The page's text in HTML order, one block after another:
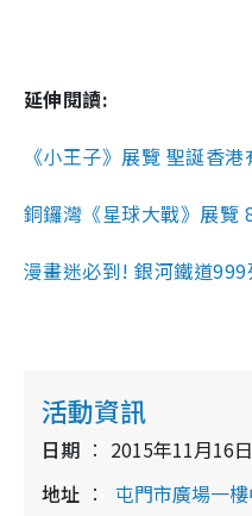
延伸閱讀:
《小王子》展覽 聖誕香
銅鑼灣《星球大戰》展覽
漫畫迷必到! 銀河鐵道
活動資訊
日期
2015年11月16
地址
屯門市廣場一